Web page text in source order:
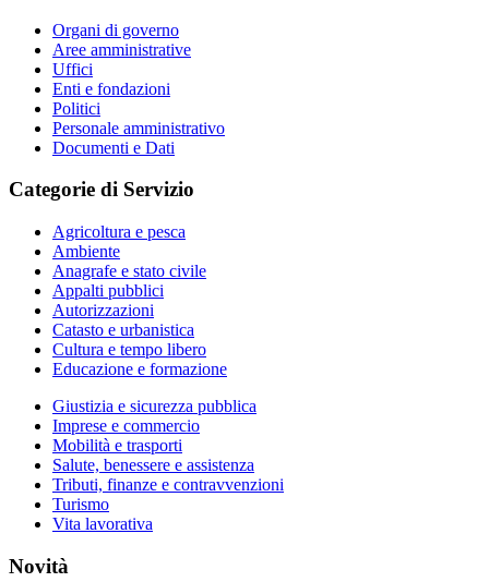
Organi di governo
Aree amministrative
Uffici
Enti e fondazioni
Politici
Personale amministrativo
Documenti e Dati
Categorie di Servizio
Agricoltura e pesca
Ambiente
Anagrafe e stato civile
Appalti pubblici
Autorizzazioni
Catasto e urbanistica
Cultura e tempo libero
Educazione e formazione
Giustizia e sicurezza pubblica
Imprese e commercio
Mobilità e trasporti
Salute, benessere e assistenza
Tributi, finanze e contravvenzioni
Turismo
Vita lavorativa
Novità